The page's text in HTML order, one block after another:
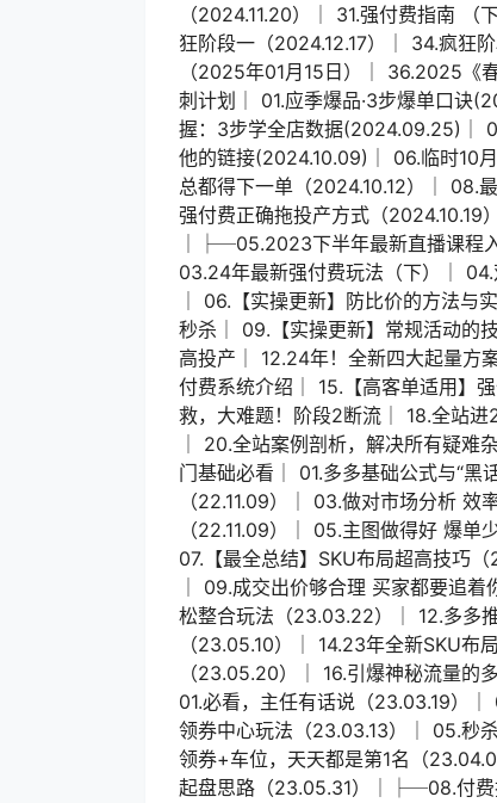
（2024.11.20）│ 31.强付费指南
狂阶段一（2024.12.17）│ 34.疯狂
（2025年01月15日）│ 36.2025
刺计划│ 01.应季爆品·3步爆单口诀
握：3步学全店数据(2024.09.25)│
他的链接(2024.10.09)│ 06.临时10
总都得下一单（2024.10.12）│ 08.
强付费正确拖投产方式（2024.10.19
│├─05.2023下半年最新直播课程
03.24年最新强付费玩法（下）│
│ 06.【实操更新】防比价的方法
秒杀│ 09.【实操更新】常规活动的
高投产│ 12.24年！全新四大起量方
付费系统介绍│ 15.【高客单适用】
救，大难题！阶段2断流│ 18.全站进
│ 20.全站案例剖析，解决所有疑
门基础必看│ 01.多多基础公式与“黑
（22.11.09）│ 03.做对市场分析 效
（22.11.09）│ 05.主图做得好 爆单
07.【最全总结】SKU布局超高技巧
│ 09.成交出价够合理 买家都要追
松整合玩法（23.03.22）│ 12.多多
（23.05.10）│ 14.23年全新SKU布
（23.05.20）│ 16.引爆神秘流量
01.必看，主任有话说（23.03.19）
领券中心玩法（23.03.13）│ 05.秒
领券+车位，天天都是第1名（
起盘思路（23.05.31）│├─08.付费